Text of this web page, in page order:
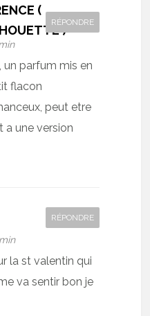
(
)
RÉPONDRE
un parfum mis en
flacon
peut etre
a une version
RÉPONDRE
la st valentin qui
va sentir bon je